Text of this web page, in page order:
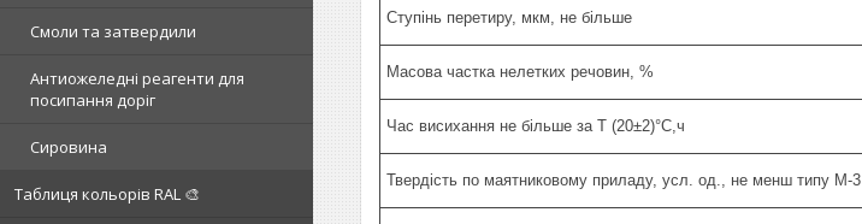
Смоли та затвердили
Антиожеледні реагенти для
посипання доріг
Сировина
Таблиця кольорів RAL 🎨
Ступінь перетиру, мкм, не більше
Масова частка нелетких речовин, %
Час висихання не більше за Т (20±2)°С,ч
Твердість по маятниковому приладу, усл. од., не менш типу М-3